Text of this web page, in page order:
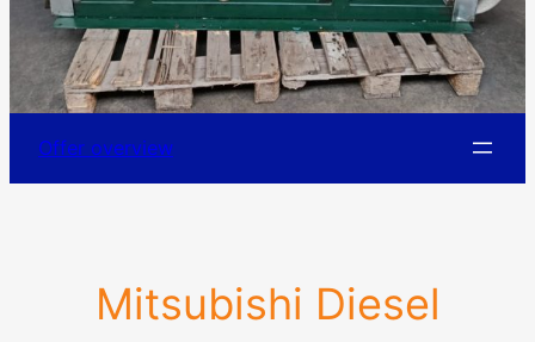
Offer overview
Mitsubishi Diesel